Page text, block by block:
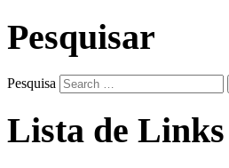
Pesquisar
Pesquisa
Lista de Links